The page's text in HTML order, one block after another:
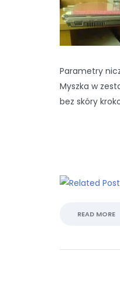
Parametry
Myszka w
bez skóry
READ MORE